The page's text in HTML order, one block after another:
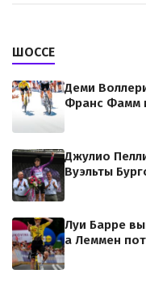
ШОССЕ
Деми
Франс Фамм
Джулио
Вуэльты
Луи Барре
а Леммен